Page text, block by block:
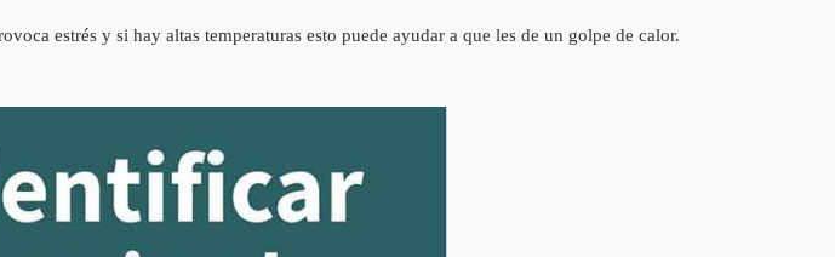
estrés y si hay altas temperaturas esto puede ayudar a que les de un golpe de calor.